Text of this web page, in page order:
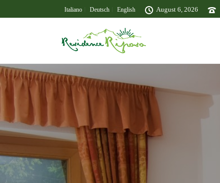
Italiano Deutsch English August 6, 2026